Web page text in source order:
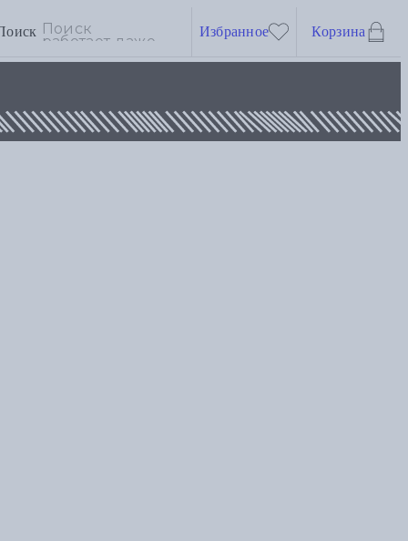
Избранное Корзина